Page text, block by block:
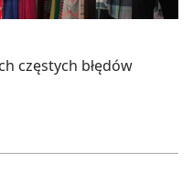
częstych błędów